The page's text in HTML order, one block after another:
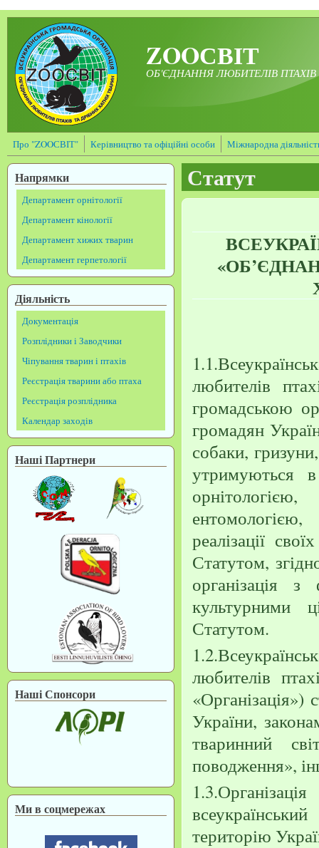
Перейти до основного матеріалу
ZOOСВІТ
ОБ'ЄДНАННЯ ЛЮБИТЕЛІВ ПТАХІВ
Про "ZOOСВІТ" Керівництво та офіційні особи Міжнародна
Напрямки
Департамент орнітології
Департамент кінології
Департамент хижих тварин
Департамент герпетології
Діяльність
Документація
Розплідники і Заводчики
Чіпування тварин і птахів
Реєстрація тварини або птаха
Реєстрація розплідника
Календар заходів
Наші Партнери
Наші Спонсори
Ми в соцмережах
Статут
любителів
громадською
громадян
собаки,
утримуються
реалізації
Статутом,
організація
культурними
Статутом.
любителів
«Організація»)
України,
тваринний
поводження»,
територію